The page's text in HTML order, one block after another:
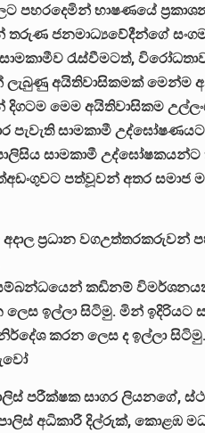
පහරදෙමින් භාෂණයේ
ජනමාධ්‍යවේදීන්ගේ
රැස්වීමටත්,
ලැබුණු අයිතිවාසිකමක් මෙන්ම
දිගටම මෙම අයිතිවාසිකම
පැවැති සාමකාමී
සාමකාමී උද්ඝෝෂකයන්ට
පත්වූවන් අතර
ප්‍රධාන
කඩිනම්
ලෙස ඉල්ලා සිටිමු. මින්
කරන ලෙස ද ඉල්ලා සිටිමු.
පරීක්ෂක සාගර ලියනගේ,
අධිකාරී දිල්රුක්, කොළඹ